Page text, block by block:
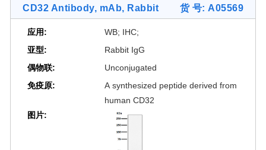
CD32 Antibody, mAb, Rabbit 货 号: A05569
应用:
WB; IHC;
亚型:
Rabbit IgG
偶物联:
Unconjugated
免疫原:
A synthesized peptide derived from
human CD32
图片: